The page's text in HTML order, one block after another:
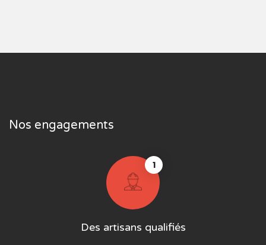
Nos engagements
1
Des artisans qualifiés